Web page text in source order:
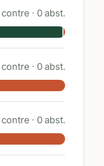
contre · 0abst.
contre · 0abst.
contre · 0abst.